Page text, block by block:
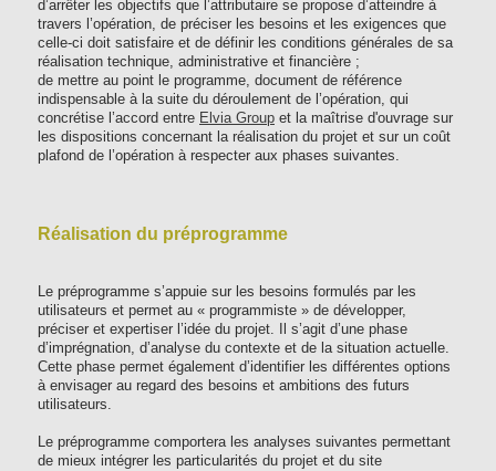
d’arrêter les objectifs que l’attributaire se propose d’atteindre à
travers l’opération, de préciser les besoins et les exigences que
celle-ci doit satisfaire et de définir les conditions générales de sa
réalisation technique, administrative et financière ;
de mettre au point le programme, document de référence
indispensable à la suite du déroulement de l’opération, qui
concrétise l’accord entre Elvia Group et la maîtrise d'ouvrage sur
les dispositions concernant la réalisation du projet et sur un coût
plafond de l’opération à respecter aux phases suivantes.
Réalisation du préprogramme
Le préprogramme s’appuie sur les besoins formulés par les
utilisateurs et permet au « programmiste » de développer,
préciser et expertiser l’idée du projet. Il s’agit d’une phase
d’imprégnation, d’analyse du contexte et de la situation actuelle.
Cette phase permet également d’identifier les différentes options
à envisager au regard des besoins et ambitions des futurs
utilisateurs.
Le préprogramme comportera les analyses suivantes permettant
de mieux intégrer les particularités du projet et du site